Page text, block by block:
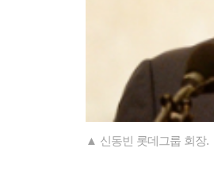
▲ 신동빈 롯데그룹 회장.